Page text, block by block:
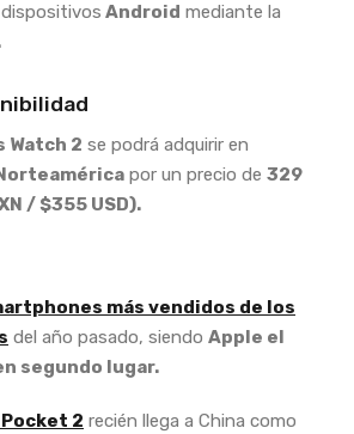
Android mediante la
Watch 2 se podrá adquirir en
por un precio de 329
/ $355 USD).
más vendidos de los
del año pasado, siendo Apple el
segundo lugar.
2 recién llega a China como